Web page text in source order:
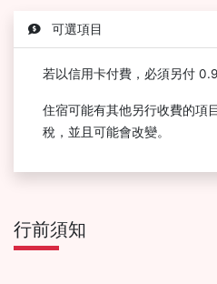
可選項目
若以信用卡付費，必須另付
住宿可能有其他另行收費的項
稅，並且可能會改變。
行前須知